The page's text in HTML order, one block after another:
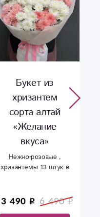
Букет из
хризантем
сорта алтай
«Желание
вкуса»
Нежно-розовые ,
хризантемы 13 штук в
Сыктывкаре.
3 490 6 490